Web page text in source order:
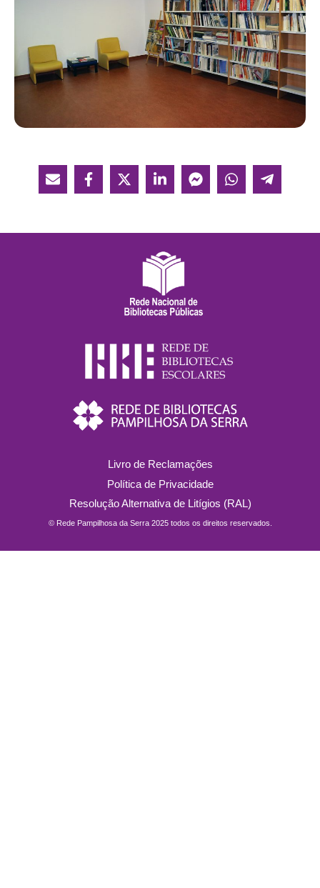
Livro de Reclamações
Política de Privacidade
Resolução Alternativa de Litígios (RAL)
© Rede Pampilhosa da Serra 2025 todos os direitos reservados.